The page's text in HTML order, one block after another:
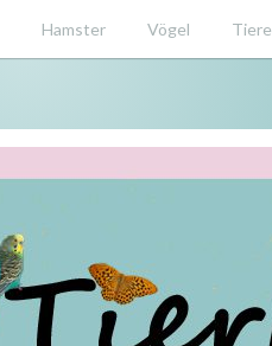
Hamster Vögel Tiere